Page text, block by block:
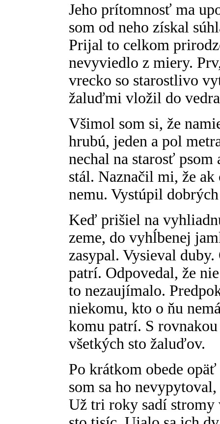
Jeho prítomnosť ma
som od neho získal
Prijal to celkom
nevyviedlo z miery.
vrecko so starostlivo
žaluďmi vložil do
Všimol som si, že
hrubú, jeden a pol
nechal na starosť
stál. Naznačil mi, že
nemu. Vystúpil
Keď prišiel na
zeme, do vyhĺbenej
zasypal. Vysieval
patrí. Odpovedal, že
to nezaujímalo.
niekomu, kto o ňu
komu patrí. S
všetkých sto žaluďov.
Po krátkom obede
som sa ho
Už tri roky sadí stromy